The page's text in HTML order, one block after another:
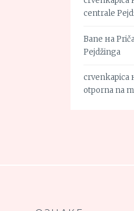
centrale
Bane на
Pejdžinga
crvenkapica
otporna na